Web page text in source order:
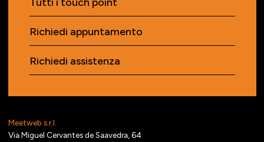
Meetweb s.r.l.
Via Miguel Cervantes de Saavedra, 64
Richiedi appuntamento
Richiedi assistenza